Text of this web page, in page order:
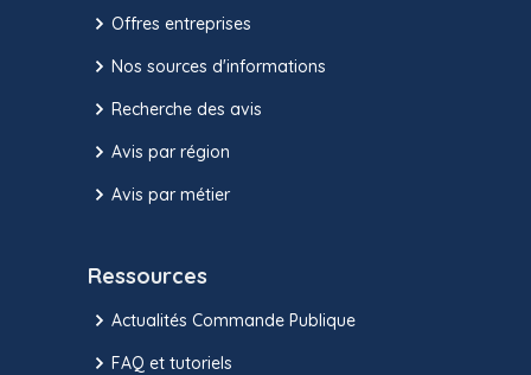
Offres entreprises
Nos sources d'informations
Recherche des avis
Avis par région
Avis par métier
Ressources
Actualités Commande Publique
FAQ et tutoriels